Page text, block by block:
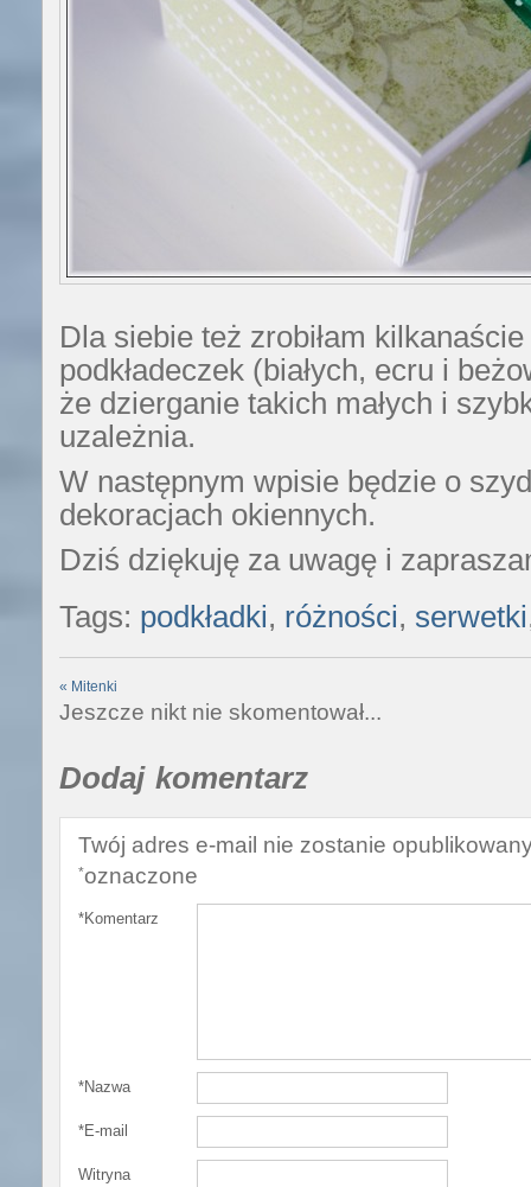
Dla siebie też zrobiłam
podkładeczek (białych, ecru i
że dzierganie takich małych i
uzależnia.
W następnym wpisie będzie o
dekoracjach okiennych.
Dziś dziękuję za uwagę i
Tags: podkładki, różności, serwetki
« Mitenki
Jeszcze nikt nie skomentował...
Dodaj komentarz
Twój adres e-mail nie zostanie
oznaczone
*
Komentarz
*
Nazwa
*
E-mail
*
Witryna